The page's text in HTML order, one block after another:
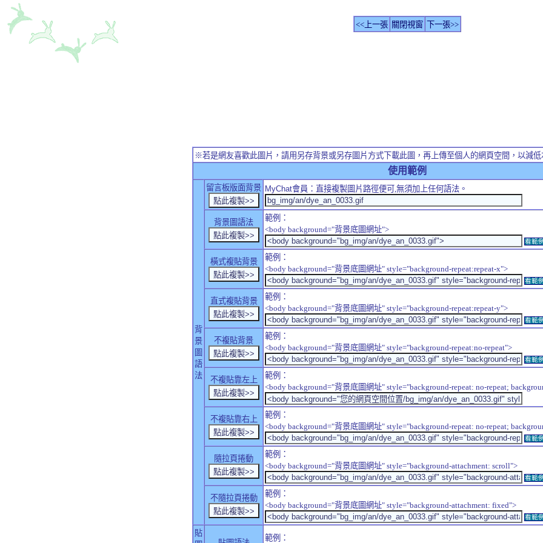
<<上一張 關閉視窗 下一張>>
※若是網友喜歡此圖片，請用另存背景或另存圖片方式下載此圖，再上傳至個人的網頁空間，以減低
使用範例
背
景
圖
語
法
留言板版面背景 MyChat會員：直接複製圖片路徑便可,無須加上任何語法。
背景圖語法
範例：
<body background="背景底圖網址">
看範例
橫式複貼背景
範例：
<body background="背景底圖網址" style="background-repeat:repeat-x">
看範例
直式複貼背景
範例：
<body background="背景底圖網址" style="background-repeat:repeat-y">
看範例
不複貼背景
範例：
<body background="背景底圖網址" style="background-repeat:no-repeat">
看範例
不複貼靠左上
範例：
<body background="背景底圖網址" style="background-repeat: no-repeat;
不複貼靠右上
範例：
<body background="背景底圖網址" style="background-repeat: no-repeat;
看範例
隨拉頁捲動
範例：
<body background="背景底圖網址" style="background-attachment: scroll">
看範例
不隨拉頁捲動
範例：
<body background="背景底圖網址" style="background-attachment: fixed">
看範例
貼
範例：